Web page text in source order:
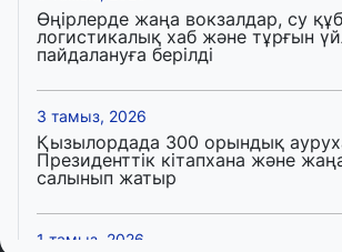
Өңірлерде жаңа вокзалдар, су
логистикалық хаб және тұрғын
пайдалануға берілді
3 тамыз, 2026
Қызылордада 300 орындық
Президенттік кітапхана және
салынып жатыр
1 тамыз, 2026